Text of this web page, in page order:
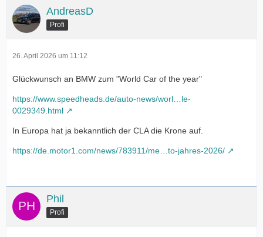
AndreasD
Profi
26. April 2026 um 11:12
Glückwunsch an BMW zum "World Car of the year"
https://www.speedheads.de/auto-news/worl…le-
0029349.html
In Europa hat ja bekanntlich der CLA die Krone auf.
https://de.motor1.com/news/783911/me…to-jahres-2026/
Phil
Profi